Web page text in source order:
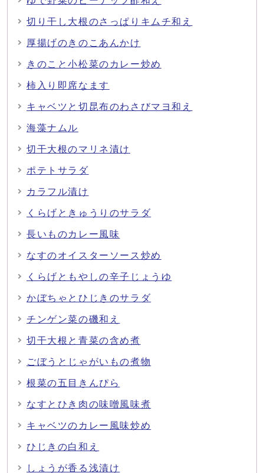
切り干し大根のさっぱりキムチ和え
厚揚げのきのこあんかけ
きのこと小松菜のカレー炒め
柿入り即席なます
キャベツと切昆布のわさびマヨ和え
海藻ナムル
切干大根のマリネ漬け
ポテトサラダ
カラフル漬け
くらげときゅうりのサラダ
長いものカレー風味
なすのオイスターソース炒め
くらげともやしの辛子じょうゆ
かぼちゃとひじきのサラダ
チンゲン菜の磯和え
切干大根と青菜の含め煮
ごぼうとじゃがいもの煮物
根菜の五目きんぴら
なすとひき肉の味噌風味煮
キャベツのカレー風味炒め
ひじきの白和え
しょうが香る浅漬け